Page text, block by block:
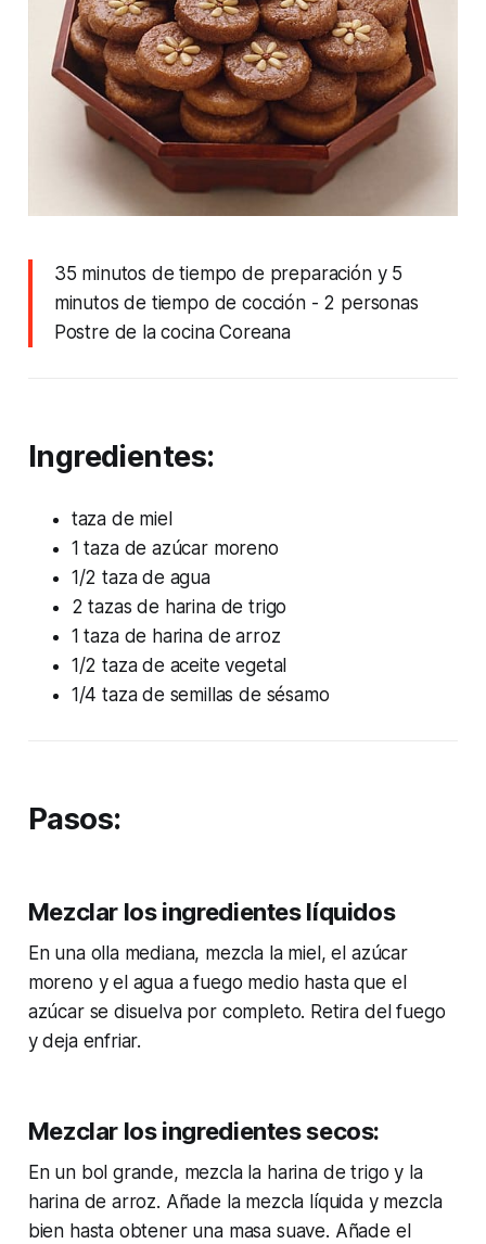
35 minutos de tiempo de preparación y 5
minutos de tiempo de cocción- 2 personas
Postre de la cocina Coreana
Ingredientes:
taza de miel
1 taza de azúcar moreno
1/2 taza de agua
2 tazas de harina de trigo
1 taza de harina de arroz
1/2 taza de aceite vegetal
1/4 taza de semillas de sésamo
Pasos:
Mezclar los ingredientes líquidos
En una olla mediana, mezcla la miel, el azúcar
moreno y el agua a fuego medio hasta que el
azúcar se disuelva por completo. Retira del fuego
y deja enfriar.
Mezclar los ingredientes secos:
En un bol grande, mezcla la harina de trigo y la
harina de arroz. Añade la mezcla líquida y mezcla
bien hasta obtener una masa suave. Añade el